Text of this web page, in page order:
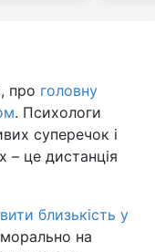
про головну
. Психологи
суперечок і
– це дистанція
близькість у
на